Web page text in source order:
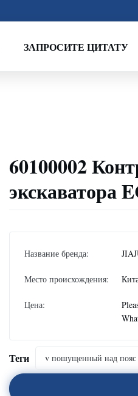
ЗАПРОСИТЕ ЦИТАТУ
60100002
экскаватора
Название бренда:
Место происхождения:
Цена:
Теги v пошущенный над пояс